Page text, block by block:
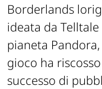
Borderlands
ideata da
pianeta
gioco ha
successo di